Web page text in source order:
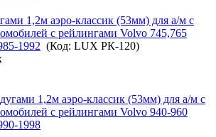
1,2м аэро-классик (53мм) для а/м с
с рейлингами Volvo 745,765
1992 (Код: LUX РК-120)